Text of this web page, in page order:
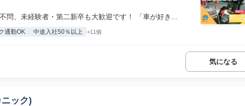
問、未経験者・第二新卒も大歓迎です！ 「車が好き...
通勤OK 中途入社50％以上 +11個
気になる
ック)